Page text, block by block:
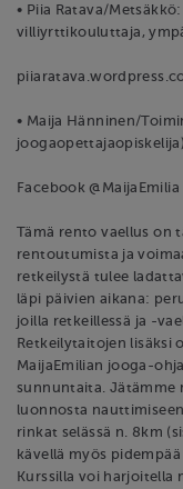
• Piia Ratava/
villiyrttikouluttaja,
• Maija Hänninen/
Facebook @MaijaEmilia
Tämä rento vaellus on
rentoutumista ja
retkeilystä tulee
läpi päivien aikana:
joilla retkeillessä ja -
Retkeilytaitojen lisäksi
MaijaEmilian jooga-
sunnuntaita. Jätämme
luonnosta
rinkat selässä n. 8km
kävellä myös
Kurssilla voi harjoitella